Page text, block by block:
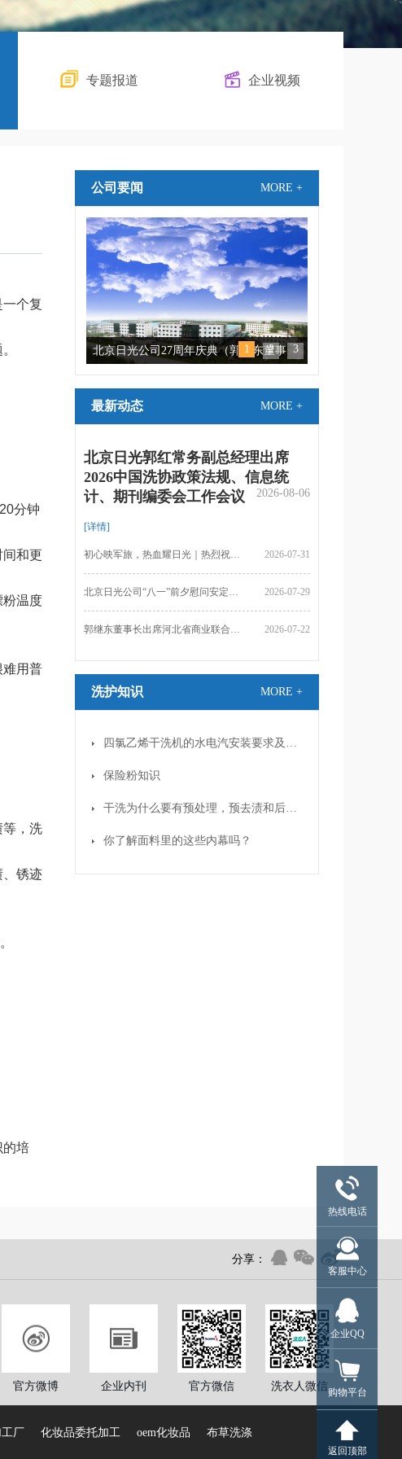
专题报道 企业视频
个复
分钟
和更
粉温度
难用普
等，洗
、锈迹
培
公司要闻 MORE +
北京日光公司27周年庆典（郭继东董事
长、刘素芳总经理致辞） 土壤和地下水环
1 2 3
最新动态 MORE +
北京日光郭红常务副总经理出席
2026中国洗协政策法规、信息统
计、期刊编委会工作会议
2026-08-06
[详情]
初心映军旅，热血耀日光｜热烈祝贺中国人民解放军建军99周年 2026-07-31
北京日光公司“八一”前夕慰问安定镇消防官 2026-07-29
郭继东董事长出席河北省商业联合会洗染分会年度工作会 2026-07-22
洗护知识 MORE +
四氯乙烯干洗机的水电汽安装要求及基本操作程序
保险粉知识
干洗为什么要有预处理，预去渍和后去渍之分？
你了解面料里的这些内幕吗？
分享：
官方微博 企业内刊 官方微信 洗衣人微信
厂 化妆品委托加工 oem化妆品 布草洗涤
热线电话
客服中心
企业QQ
购物平台
返回顶部